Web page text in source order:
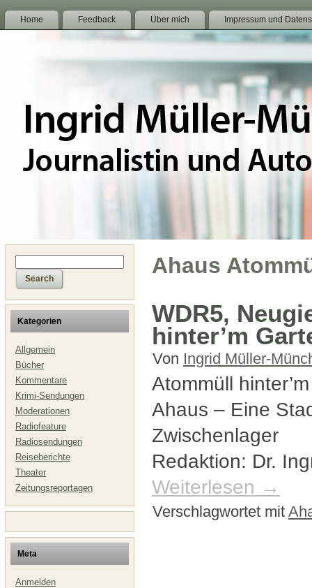
Home Feedback Über mich Impressum und
Kategorien
Allgemein
Bücher
Kommentare
Krimi-Sendungen
Moderationen
Radiofeature
Radiosendungen
Reiseberichte
Theater
Zeitungsreportagen
Meta
Anmelden
Ahaus
WDR5,
hinter’m
Von Ingrid Müller-
Atommüll
Ahaus – Eine
Zwischenlager
Redaktion: Dr.
Weiterlesen →
Verschlagwortet mit